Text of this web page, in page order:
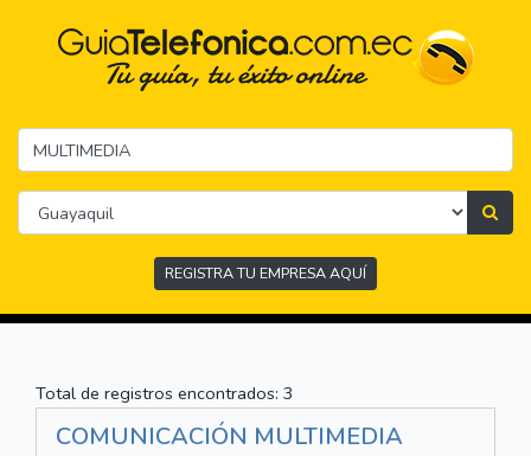
REGISTRA TU EMPRESA AQUÍ
Total de registros encontrados: 3
COMUNICACIÓN MULTIMEDIA